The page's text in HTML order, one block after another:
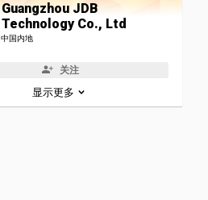
Guangzhou JDB
Technology Co., Ltd
中国内地
关注
显示更多